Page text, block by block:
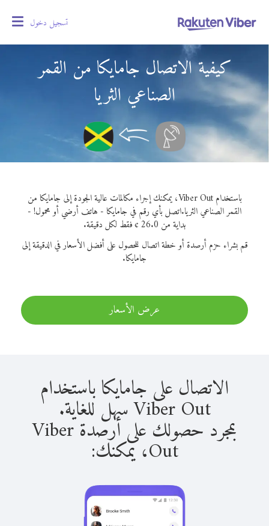
تسجيل دخول
كيفية الاتصال جامايكا من القمر
الصناعي الثريا
باستخدام Viber Out، يمكنك إجراء مكالمات عالية الجودة إلى جامايكا من
القمر الصناعي الثريا.اتصل بأي رقم في جامايكا - هاتف أرضي أو محمول! -
بداية من 26.0 ¢ فقط لكل دقيقة.
قم بشراء حزم أرصدة أو خطة اتصال للحصول على أفضل الأسعار في الدقيقة إلى
جامايكا.
عرض الأسعار
الاتصال على جامايكا باستخدام
Viber Out سهل للغاية.
بمجرد حصولك على أرصدة Viber
Out، يمكنك: